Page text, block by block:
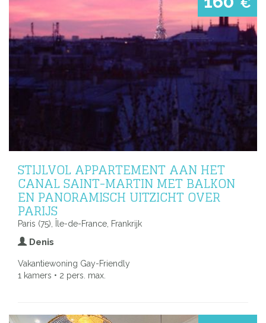
STIJLVOL APPARTEMENT AAN HET
CANAL SAINT-MARTIN MET BALKON
EN PANORAMISCH UITZICHT OVER
PARIJS
Paris (75), Île-de-France, Frankrijk
Denis
Vakantiewoning Gay-Friendly
1 kamers • 2 pers. max.